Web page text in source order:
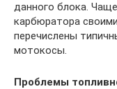
данного блока.
карбюратора
перечислены
мотокосы.
Проблемы